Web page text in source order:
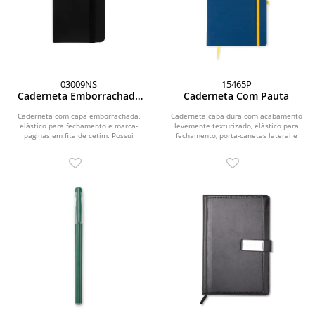
03009NS
Caderneta Emborrachada
Caderneta com capa emborrachada,
elástico para fechamento e marca-
páginas em fita de cetim. Possui
15465P
Caderneta Com Pauta
Caderneta capa dura com acabamento
levemente texturizado, elástico para
fechamento, porta-canetas lateral e